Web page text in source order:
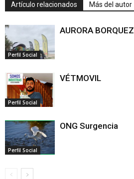
Artículo relacionados Más del autor
Perfil Social
AURORA BORQUEZ
Perfil Social
VÉTMOVIL
Perfil Social
ONG Surgencia